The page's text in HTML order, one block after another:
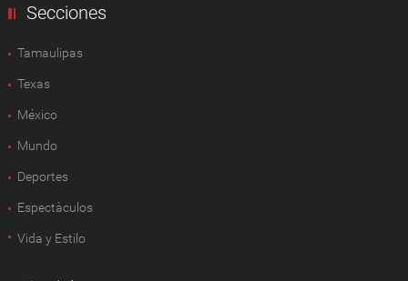
Secciones
Tamaulipas
Texas
México
Mundo
Deportes
Espectàculos
Vida y Estilo